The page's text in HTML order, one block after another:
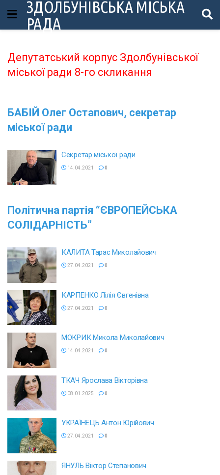
ЗДОЛБУНІВСЬКА МІСЬКА
РАДА
Депутатський корпус Здолбунівської
міської ради 8-го скликання
БАБІЙ Олег Остапович, секретар
міської ради
Секретар міської ради
14.04.2021 0
Політична партія “ЄВРОПЕЙСЬКА
СОЛІДАРНІСТЬ”
КАЛИТА Тарас Миколайович
27.04.2021 0
КАРПЕНКО Лілія Євгенівна
27.04.2021 0
МОКРИК Микола Миколайович
14.04.2021 0
ТКАЧ Ярослава Вікторівна
08.01.2025 0
УКРАЇНЕЦЬ Антон Юрійович
27.04.2021 0
ЯНУЛЬ Віктор Степанович